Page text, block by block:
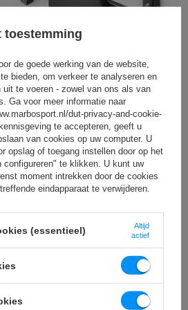
nieuwe, dikkere vulling met een
comfortabel trainen mogelijk
van de bekleding is deze
Wij garanderen geen
zo'n perfect ontwikkeld stuk
toestemming
de goede werking van de website,
bieden, om verkeer te analyseren en
te voeren - zowel van ons als van
Ga voor meer informatie naar
dut-privacy-and-cookie-
te accepteren, geeft u
van cookies op uw computer. U
opslag of toegang instellen door op het
configureren" te klikken. U kunt uw
moment intrekken door de cookies
eindapparaat te verwijderen.
(essentieel)
Altijd
actief